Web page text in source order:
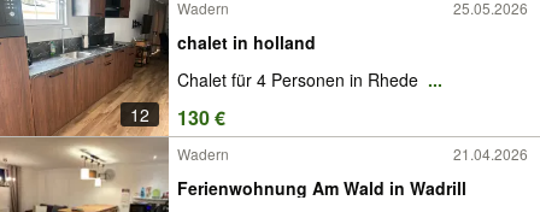
12
Wadern 25.05.2026
chalet in holland
Chalet für 4 Personen in Rhede ...
130 €
Wadern 21.04.2026
Ferienwohnung Am Wald in Wadrill